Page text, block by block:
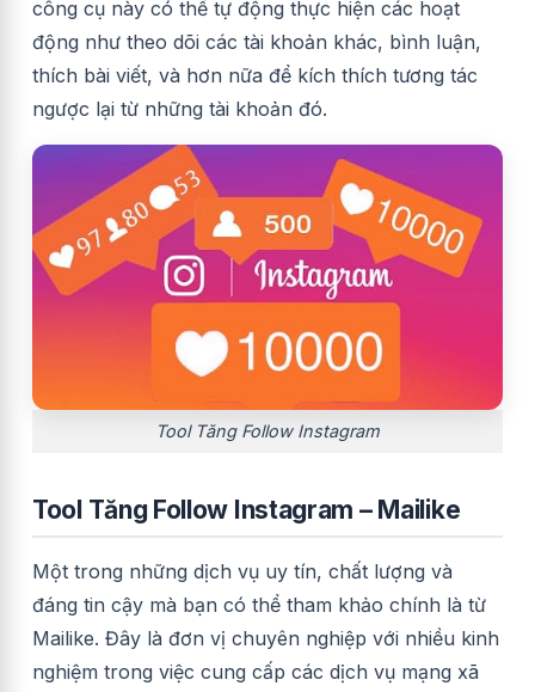
công cụ này có thể tự động thực hiện các hoạt
động như theo dõi các tài khoản khác, bình luận,
thích bài viết, và hơn nữa để kích thích tương tác
ngược lại từ những tài khoản đó.
Tool Tăng Follow Instagram
Tool Tăng Follow Instagram – Mailike
Một trong những dịch vụ uy tín, chất lượng và
đáng tin cậy mà bạn có thể tham khảo chính là từ
Mailike. Đây là đơn vị chuyên nghiệp với nhiều kinh
nghiệm trong việc cung cấp các dịch vụ mạng xã